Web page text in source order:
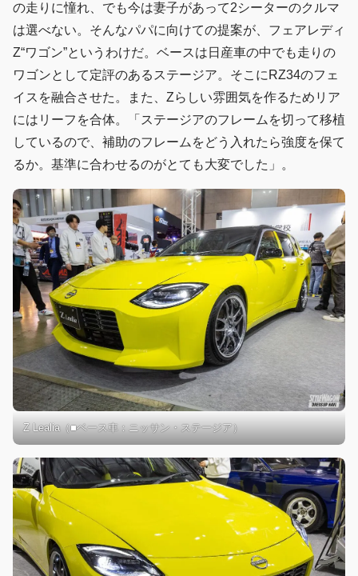
の走りに憧れ、でも今は妻子があって2シーターのクルマ
は選べない。そんなパパに向けての提案が、フェアレディ
Z“ワゴン”というわけだ。ベースは日産車の中でも走りの
ワゴンとして定評のあるステージア。そこにRZ34のフェ
イスを融合させた。また、Zらしい雰囲気を作るためリア
にはリーフを合体。「ステージアのフレームを切って移植
しているので、補助のフレームをどう入れたら強度を保て
るか。基準に合わせるのがとても大変でした」。
Z Lealia（■ベース車：ニッサン・ステージア）